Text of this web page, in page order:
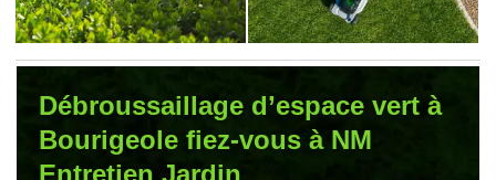
Débroussaillage d’espace vert à
Bourigeole fiez-vous à NM
Entretien Jardin